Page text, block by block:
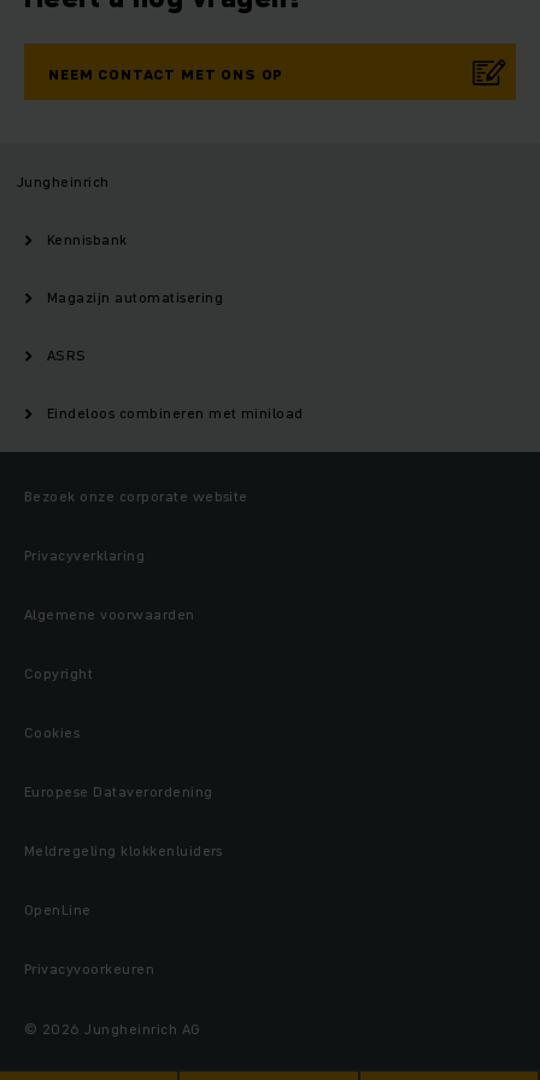
NEEM CONTACT MET ONS OP
Jungheinrich
Kennisbank
Magazijn automatisering
ASRS
Eindeloos combineren met miniload
Bezoek onze corporate website
Privacyverklaring
Algemene voorwaarden
Copyright
Cookies
Europese Dataverordening
Meldregeling klokkenluiders
OpenLine
Privacyvoorkeuren
© 2026 Jungheinrich AG